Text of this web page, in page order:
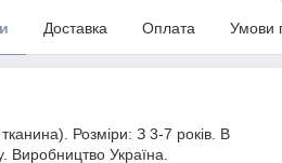
Доставка Оплата Умови
Розміри: З 3-7 років. В
Виробництво Україна.